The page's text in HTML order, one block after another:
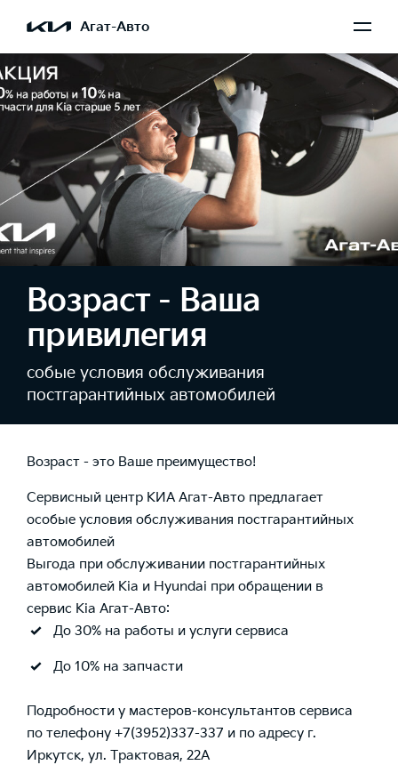
Агат-Авто
Возраст - Ваша
привилегия
собые условия обслуживания
постгарантийных автомобилей
Возраст - это Ваше преимущество!
Сервисный центр КИА Агат-Авто предлагает
особые условия обслуживания постгарантийных
автомобилей
Выгода при обслуживании постгарантийных
автомобилей Kia и Hyundai при обращении в
сервис Кia Агат-Авто:
До 30% на работы и услуги сервиса
До 10% на запчасти
Подробности у мастеров-консультантов сервиса
по телефону +7(3952)337-337 и по адресу г.
Иркутск, ул. Трактовая, 22А